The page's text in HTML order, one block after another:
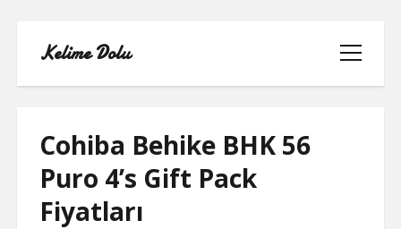
Kelime Dolu
menüyü
aç
INSTAGRAM BOT HESAPLARININ
HIKAYEME BAKMASI
Cohiba Behike BHK 56
Puro 4’s Gift Pack
Fiyatları